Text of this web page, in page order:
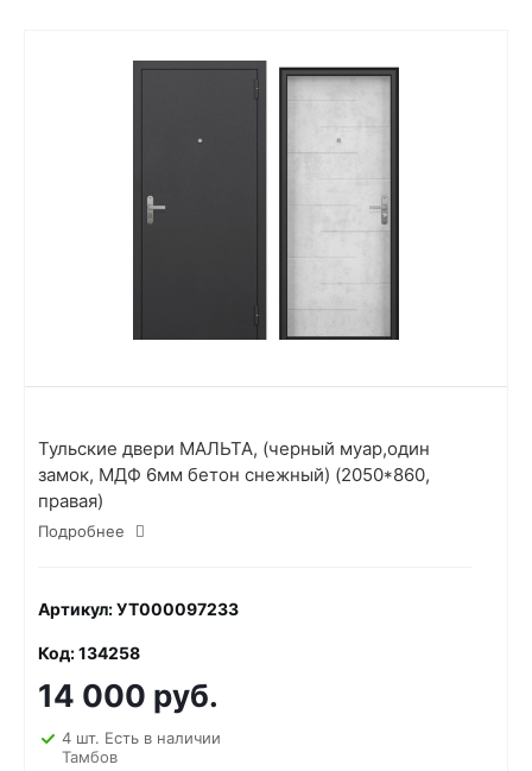
Тульские двери МАЛЬТА, (черный муар,один
замок, МДФ 6мм бетон снежный) (2050*860,
правая)
Подробнее
Артикул: УТ000097233
Код: 134258
14 000 руб.
4 шт. Есть в наличии
Тамбов